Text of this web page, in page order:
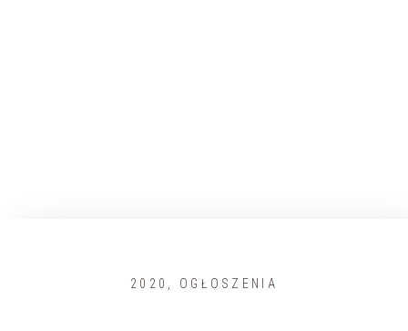
2020 OGŁOSZENIA